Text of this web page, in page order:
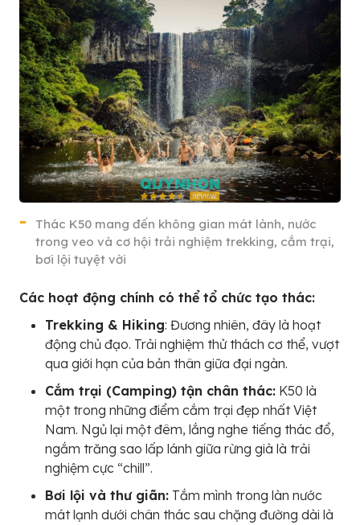
Thác K50 mang đến không gian mát lành, nước
trong veo và cơ hội trải nghiệm trekking, cắm trại,
bơi lội tuyệt vời
Các hoạt động chính có thể tổ chức tạo thác:
Trekking & Hiking: Đương nhiên, đây là hoạt
động chủ đạo. Trải nghiệm thử thách cơ thể, vượt
qua giới hạn của bản thân giữa đại ngàn.
Cắm trại (Camping) tận chân thác: K50 là
một trong những điểm cắm trại đẹp nhất Việt
Nam. Ngủ lại một đêm, lắng nghe tiếng thác đổ,
ngắm trăng sao lấp lánh giữa rừng già là trải
nghiệm cực “chill”.
Bơi lội và thư giãn: Tắm mình trong làn nước
mát lạnh dưới chân thác sau chặng đường dài là